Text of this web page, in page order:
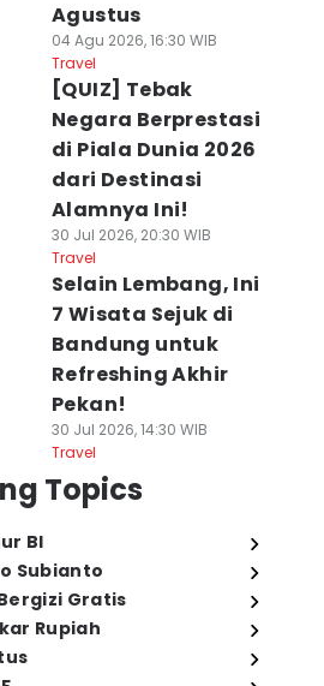
Agustus
04 Agu 2026, 16:30 WIB
Travel
[QUIZ] Tebak
Negara Berprestasi
di Piala Dunia 2026
dari Destinasi
Alamnya Ini!
30 Jul 2026, 20:30 WIB
Travel
Selain Lembang, Ini
7 Wisata Sejuk di
Bandung untuk
Refreshing Akhir
Pekan!
30 Jul 2026, 14:30 WIB
Travel
Topics
BI
Subianto
Gratis
Rupiah